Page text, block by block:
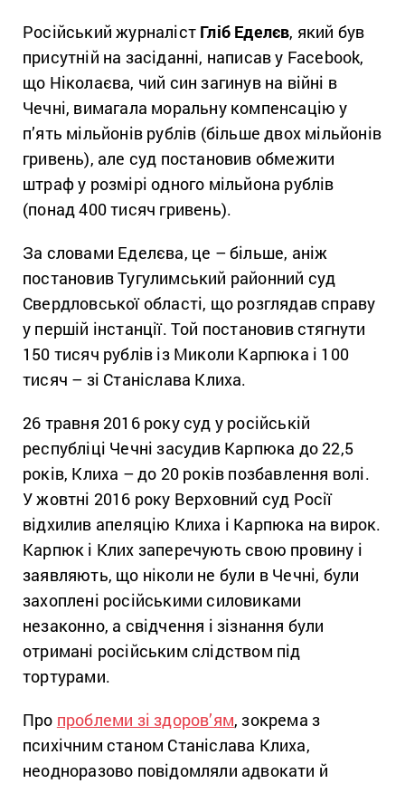
Російський журналіст Гліб Еделєв, який був
присутній на засіданні, написав у Facebook,
що Ніколаєва, чий син загинув на війні в
Чечні, вимагала моральну компенсацію у
п’ять мільйонів рублів (більше двох мільйонів
гривень), але суд постановив обмежити
штраф у розмірі одного мільйона рублів
(понад 400 тисяч гривень).
За словами Еделєва, це – більше, аніж
постановив Тугулимський районний суд
Свердловської області, що розглядав справу
у першій інстанції. Той постановив стягнути
150 тисяч рублів із Миколи Карпюка і 100
тисяч – зі Станіслава Клиха.
26 травня 2016 року суд у російській
республіці Чечні засудив Карпюка до 22,5
років, Клиха – до 20 років позбавлення волі.
У жовтні 2016 року Верховний суд Росії
відхилив апеляцію Клиха і Карпюка на вирок.
Карпюк і Клих заперечують свою провину і
заявляють, що ніколи не були в Чечні, були
захоплені російськими силовиками
незаконно, а свідчення і зізнання були
отримані російським слідством під
тортурами.
Про проблеми зі здоров’ям, зокрема з
психічним станом Станіслава Клиха,
неодноразово повідомляли адвокати й